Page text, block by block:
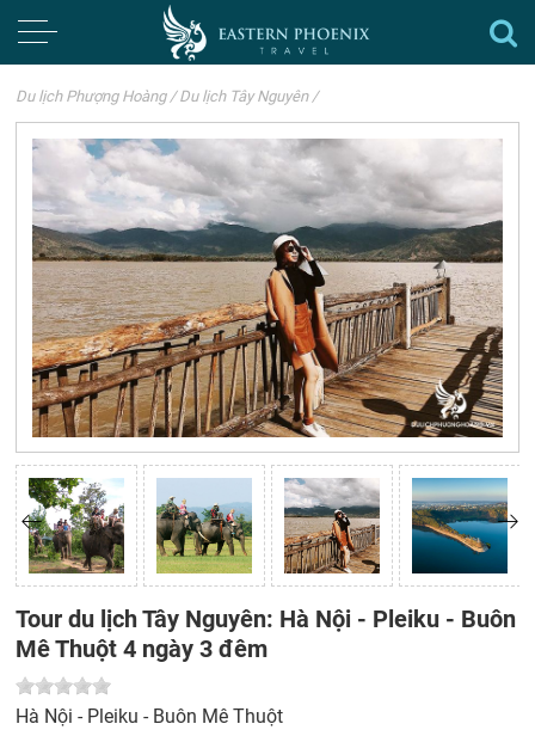
Du lịch Phượng Hoàng / Du lịch Tây Nguyên /
Tour du lịch Tây Nguyên: Hà Nội - Pleiku - Buôn
Mê Thuột 4 ngày 3 đêm
Hà Nội - Pleiku - Buôn Mê Thuột